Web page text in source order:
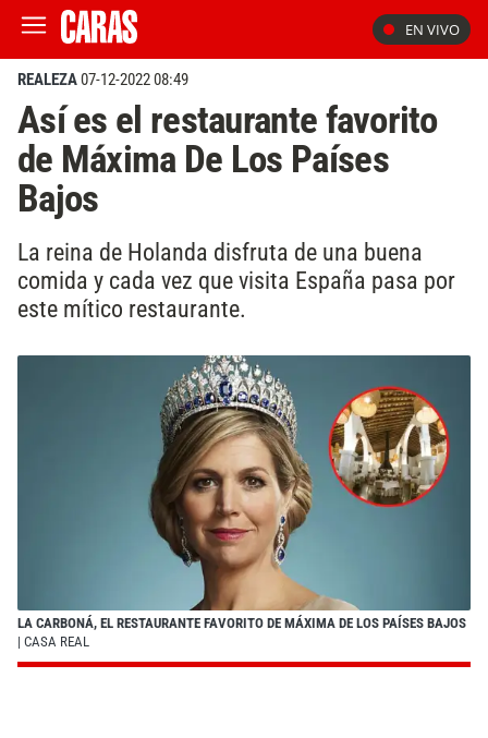
EN VIVO
REALEZA07-12-2022 08:49
Así es el restaurante favorito
de Máxima De Los Países
Bajos
La reina de Holanda disfruta de una buena
comida y cada vez que visita España pasa por
este mítico restaurante.
LA CARBONÁ, EL RESTAURANTE FAVORITO DE MÁXIMA DE LOS PAÍSES BAJOS
| CASA REAL